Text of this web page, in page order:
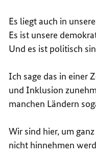
Es liegt auch in
Es ist unsere
Und es ist politisch
Ich sage das in einer
und Inklusion
manchen Ländern
Wir sind hier, um
nicht hinnehmen